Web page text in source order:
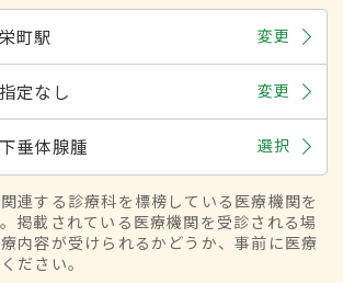
栄町駅 変更
指定なし 変更
下垂体腺腫 選択
連する診療科を標榜している医療機関を
掲載されている医療機関を受診される場
内容が受けられるかどうか、事前に医療
ださい。